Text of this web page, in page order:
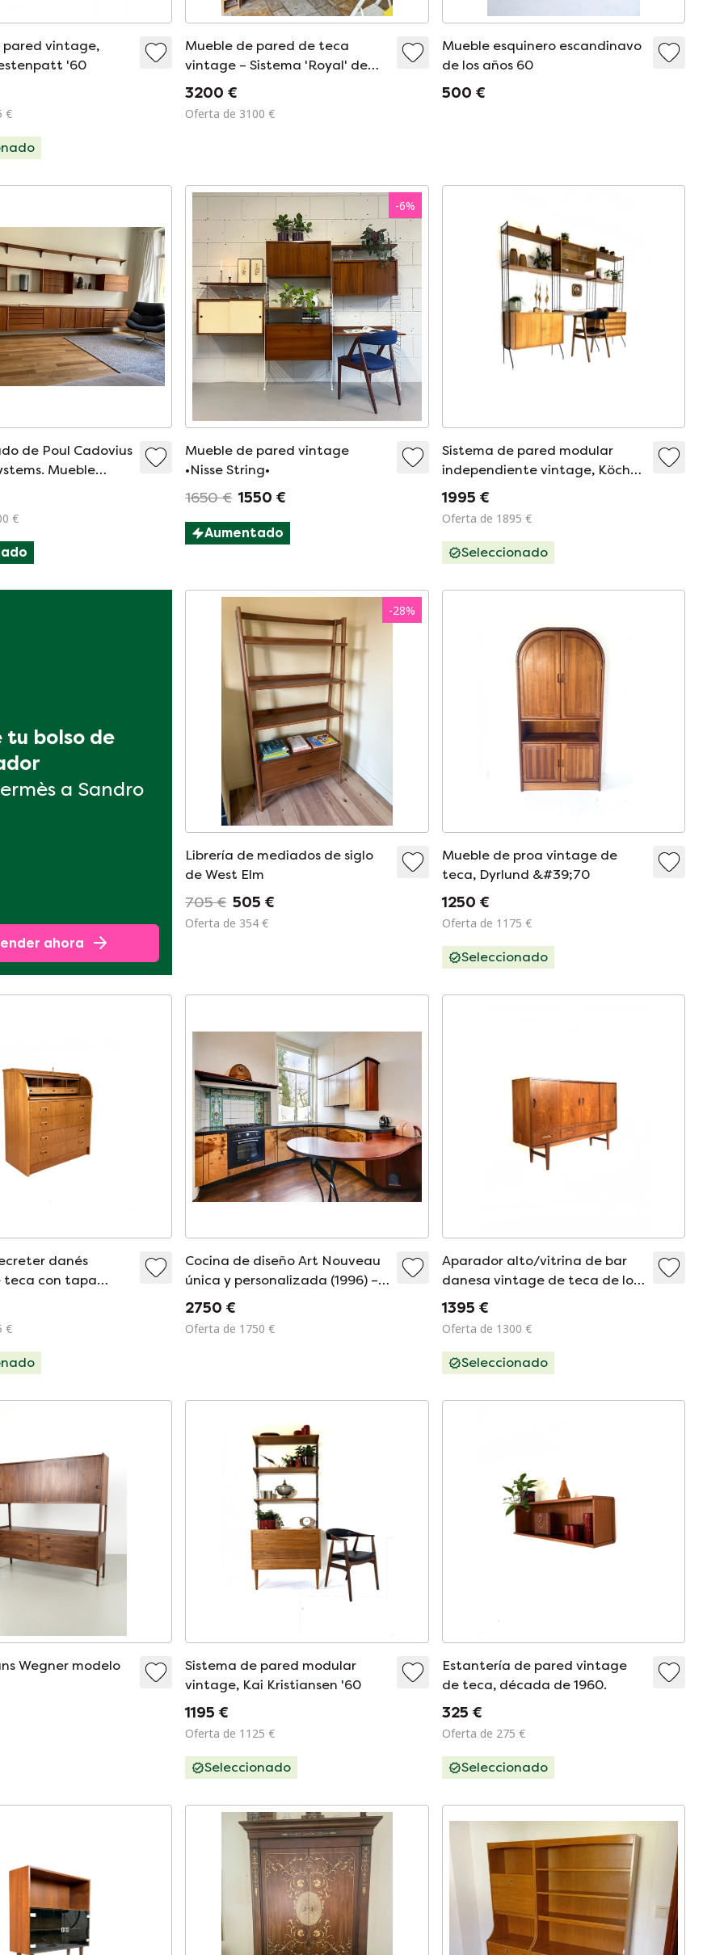
pared vintage,
'60
€
Mueble de pared de teca
vintage – Sistema 'Royal' de
Poul Cadovius
3200 €
Oferta de 3100 €
Mueble esquinero escandinavo
de los años 60
500 €
de Poul Cadovius
Mueble
€
-6%
Mueble de pared vintage
•Nisse String•
1650 € 1550 €
Aumentado
Sistema de pared modular
independiente vintage, Köch
Möbel '60
1995 €
Oferta de 1895 €
Seleccionado
tu bolso de
a Sandro
ahora
-28%
Librería de mediados de siglo
de West Elm
705 € 505 €
Oferta de 354 €
Mueble de proa vintage de
teca, Dyrlund &#39;70
1250 €
Oferta de 1175 €
Seleccionado
danés
teca con tapa
€
Cocina de diseño Art Nouveau
única y personalizada (1996) –
Revestimiento orgánico con
radiador.
2750 €
Oferta de 1750 €
Aparador alto/vitrina de bar
danesa vintage de teca de los
años 60.
1395 €
Oferta de 1300 €
Seleccionado
Wegner modelo
Sistema de pared modular
vintage, Kai Kristiansen '60
1195 €
Oferta de 1125 €
Seleccionado
Estantería de pared vintage
de teca, década de 1960.
325 €
Oferta de 275 €
Seleccionado